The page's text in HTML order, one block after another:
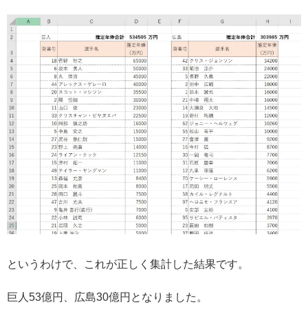
というわけで、これが正しく集計した結果です。
巨人53億円、広島30億円となりました。